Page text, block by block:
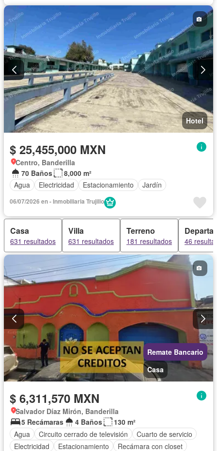
Hotel
$ 25,455,000 MXN
Centro, Banderilla
70 Baños
8,000 m²
Agua
Electricidad Estacionamiento Jardín
06/07/2026 en - Inmobiliaria Trujillo
Casa
631 resultados
Villa
631 resultados
Terreno
181 resultados 46
Remate Bancario
Casa
$ 6,311,570 MXN
Salvador Díaz Mirón, Banderilla
5 Recámaras
4 Baños
130 m²
Agua
Circuito cerrado de televisión
Cuarto de servicio
Electricidad
Estacionamiento
Recámara con closet